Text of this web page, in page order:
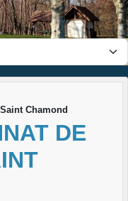
Chamond
DE